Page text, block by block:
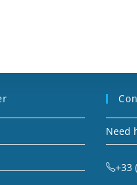
Need
+33